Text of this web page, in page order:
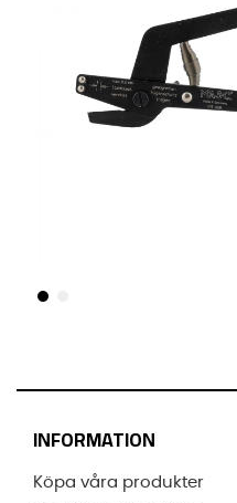
INFORMATION
Köpa våra produkter